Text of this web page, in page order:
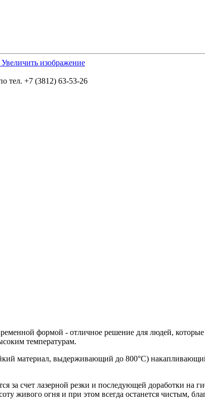
Увеличить изображение
тел. +7 (3812) 63-53-26
формой - отличное решение для людей,
температурам.
материал, выдерживающий до 800°С)
за счет лазерной резки и последующей доработки
живого огня и при этом всегда останется чистым,